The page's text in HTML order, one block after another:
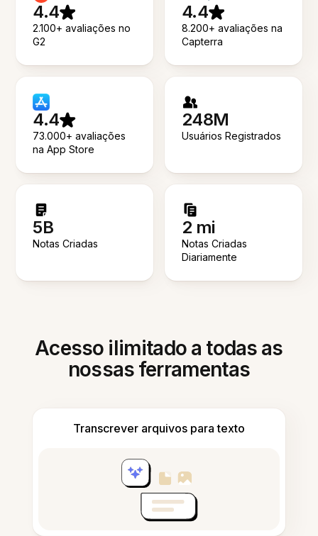
4.4
2.100+ avaliações no
G2
4.4
8.200+ avaliações na
Capterra
4.4
73.000+ avaliações
na App Store
248M
Usuários Registrados
5B
Notas Criadas
2 mi
Notas Criadas
Diariamente
Acesso ilimitado a todas as
nossas ferramentas
Transcrever arquivos para texto